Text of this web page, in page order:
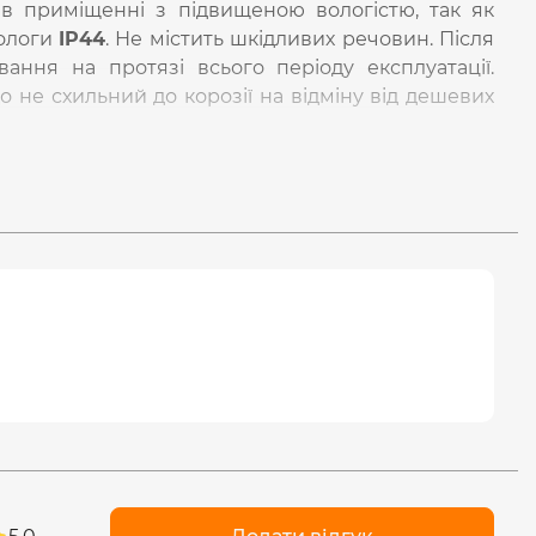
приміщенні з підвищеною вологістю, так як
IP44. Не містить шкідливих речовин. Після
на протязі всього періоду експлуатації.
схильний до корозії на відміну від дешевих
240В, 50/60 Гц.
та заліза, який має клас захисту від
IK07.